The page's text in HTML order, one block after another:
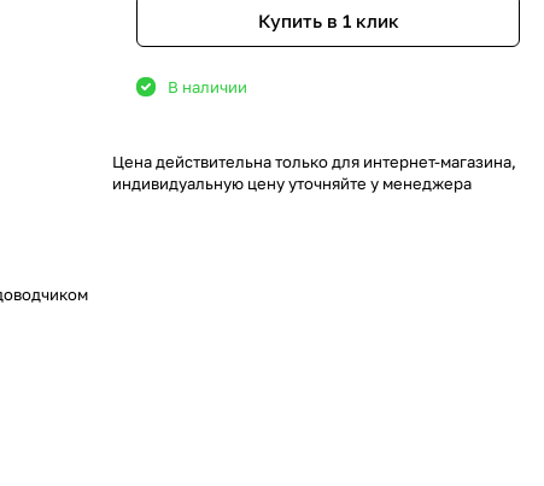
Купить в 1 клик
В наличии
Цена действительна только для интернет-магазина,
индивидуальную цену уточняйте у менеджера